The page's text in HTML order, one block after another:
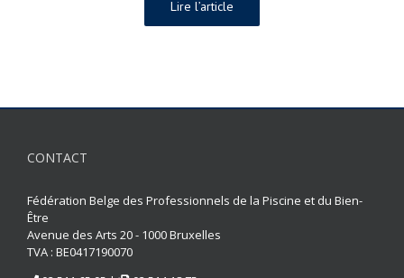
Lire l’article
CONTACT
Fédération Belge des Professionnels de la Piscine et du Bien-
Être
Avenue des Arts 20 - 1000 Bruxelles
TVA : BE0417190070